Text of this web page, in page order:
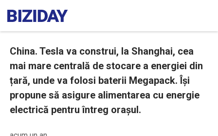
China. Tesla va construi, la Shanghai, cea
mai mare centrală de stocare a energiei din
țară, unde va folosi baterii Megapack. Își
propune să asigure alimentarea cu energie
electrică pentru întreg orașul.